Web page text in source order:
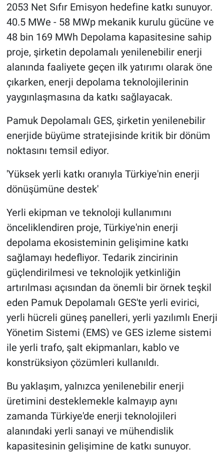
2053 Net Sıfır Emisyon hedefine katkı sunuyor.
40.5 MWe - 58 MWp mekanik kurulu gücüne ve
48 bin 169 MWh Depolama kapasitesine sahip
proje, şirketin depolamalı yenilenebilir enerji
alanında faaliyete geçen ilk yatırımı olarak öne
çıkarken, enerji depolama teknolojilerinin
yaygınlaşmasına da katkı sağlayacak.
Pamuk Depolamalı GES, şirketin yenilenebilir
enerjide büyüme stratejisinde kritik bir dönüm
noktasını temsil ediyor.
'Yüksek yerli katkı oranıyla Türkiye'nin enerji
dönüşümüne destek'
Yerli ekipman ve teknoloji kullanımını
önceliklendiren proje, Türkiye'nin enerji
depolama ekosisteminin gelişimine katkı
sağlamayı hedefliyor. Tedarik zincirinin
güçlendirilmesi ve teknolojik yetkinliğin
artırılması açısından da önemli bir örnek teşkil
eden Pamuk Depolamalı GES'te yerli evirici,
yerli hücreli güneş panelleri, yerli yazılımlı Enerji
Yönetim Sistemi (EMS) ve GES izleme sistemi
ile yerli trafo, şalt ekipmanları, kablo ve
konstrüksiyon çözümleri kullanıldı.
Bu yaklaşım, yalnızca yenilenebilir enerji
üretimini desteklemekle kalmayıp aynı
zamanda Türkiye'de enerji teknolojileri
alanındaki yerli sanayi ve mühendislik
kapasitesinin gelişimine de katkı sunuyor.